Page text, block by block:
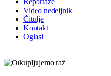
Video nedeljnik
Čitulje
Kontakt
Oglasi